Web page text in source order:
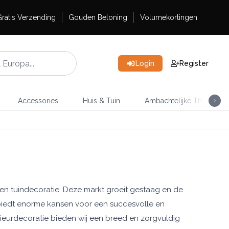
Verzending Gouden Beloning Volumekortingen
Login Register
Accessories Huis & Tuin Ambachtelijke Thee
tuindecoratie. Deze markt groeit gestaag en de
enorme kansen voor een succesvolle en
bieden wij een breed en zorgvuldig